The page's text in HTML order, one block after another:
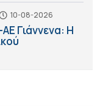
10-08-2026
Γιάννενα: Η